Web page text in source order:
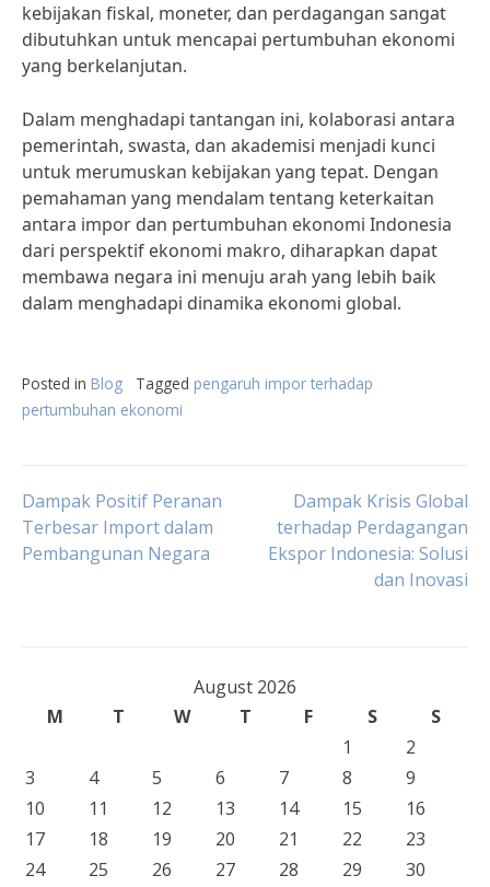
kebijakan fiskal, moneter, dan perdagangan sangat
dibutuhkan untuk mencapai pertumbuhan ekonomi
yang berkelanjutan.
Dalam menghadapi tantangan ini, kolaborasi antara
pemerintah, swasta, dan akademisi menjadi kunci
untuk merumuskan kebijakan yang tepat. Dengan
pemahaman yang mendalam tentang keterkaitan
antara impor dan pertumbuhan ekonomi Indonesia
dari perspektif ekonomi makro, diharapkan dapat
membawa negara ini menuju arah yang lebih baik
dalam menghadapi dinamika ekonomi global.
Posted in Blog Tagged pengaruh impor terhadap
pertumbuhan ekonomi
Post
navigation
Dampak Positif Peranan
Terbesar Import dalam
Pembangunan Negara
Dampak Krisis Global
terhadap Perdagangan
Ekspor Indonesia: Solusi
dan Inovasi
August 2026
M
T W T F S
S
1
2
3
4 5 6 7 8
9
10
11 12 13 14 15
16
17
18 19 20 21 22
23
24
25 26 27 28 29
30